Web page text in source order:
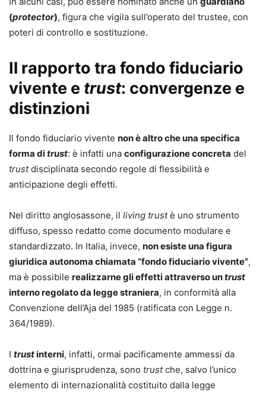
(protector), figura che vigila sull’operato del trustee, con
poteri di controllo e sostituzione.
Il rapporto tra fondo fiduciario
vivente e trust: convergenze e
distinzioni
Il fondo fiduciario vivente non è altro che una specifica
forma ditrust: è infatti una configurazione concreta del
trustdisciplinata secondo regole di flessibilità e
anticipazione degli effetti.
Nel diritto anglosassone, il living trustè uno strumento
diffuso, spesso redatto come documento modulare e
standardizzato. In Italia, invece, non esiste una figura
giuridica autonoma chiamata “fondo fiduciario vivente”,
ma è possibile realizzarne gli effetti attraverso untrust
interno regolato da legge straniera, in conformità alla
Convenzione dell’Aja del 1985 (ratificata con Legge n.
364/1989).
I trustinterni, infatti, ormai pacificamente ammessi da
dottrina e giurisprudenza, sono trustche, salvo l’unico
elemento di internazionalità costituito dalla legge